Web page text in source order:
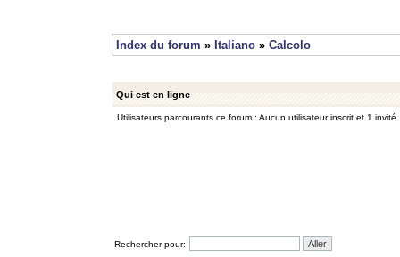
Index du forum » Italiano » Calcolo
Qui est en ligne
Utilisateurs parcourants ce forum : Aucun utilisateur inscrit et 1 invité
Rechercher pour: